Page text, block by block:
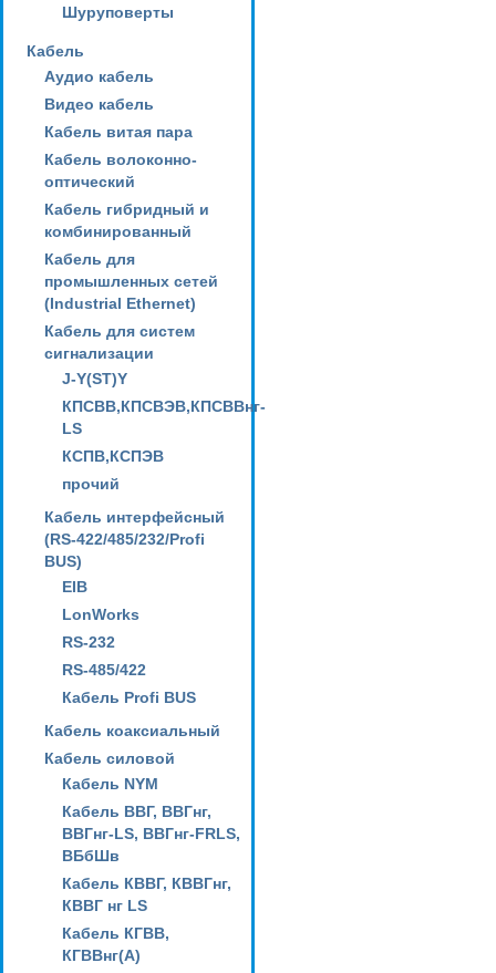
Шуруповерты
Кабель
Аудио кабель
Видео кабель
Кабель витая пара
Кабель волоконно-
оптический
Кабель гибридный и
комбинированный
Кабель для
промышленных сетей
(Industrial Ethernet)
Кабель для систем
сигнализации
J-Y(ST)Y
КПСВВ,КПСВЭВ,КПСВВнг-
LS
КСПВ,КСПЭВ
прочий
Кабель интерфейсный
(RS-422/485/232/Profi
BUS)
EIB
LonWorks
RS-232
RS-485/422
Кабель Profi BUS
Кабель коаксиальный
Кабель силовой
Кабель NYM
Кабель ВВГ, ВВГнг,
ВВГнг-LS, ВВГнг-FRLS,
ВБбШв
Кабель КВВГ, КВВГнг,
КВВГ нг LS
Кабель КГВВ,
КГВВнг(А)